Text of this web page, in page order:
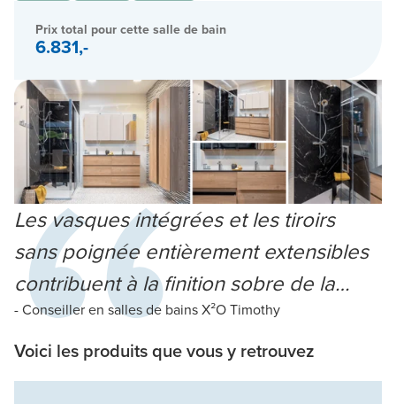
Prix total pour cette salle de bain
6.831,-
Les vasques intégrées et les tiroirs
sans poignée entièrement extensibles
contribuent à la finition sobre de la
salle de bains
- Conseiller en salles de bains X²O Timothy
Voici les produits que vous y retrouvez